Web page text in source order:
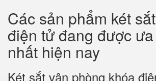
Các sản phẩm két
điện tử đang được
nhất hiện nay
Két sắt vân phòng khóa